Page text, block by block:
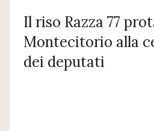
Il riso Razza 77
Montecitorio alla
dei deputati